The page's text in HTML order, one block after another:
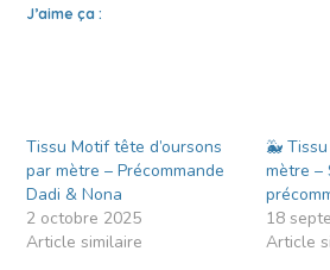
J’aime ça :
Tissu Motif tête d’oursons
par mètre – Précommande
Dadi & Nona
2 octobre 2025
Article similaire
🐳
mètre –
18
Article